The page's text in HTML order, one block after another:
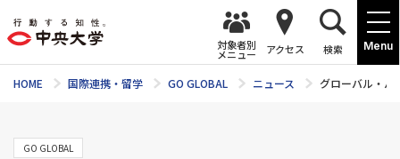
Menu
対象者別
メニュー アクセス 検索
HOME 国際連携・留学 GO GLOBAL ニュース グローバル・
GO GLOBAL